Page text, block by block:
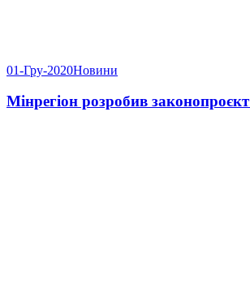
01-Гру-2020Новини
Мінрегіон розробив